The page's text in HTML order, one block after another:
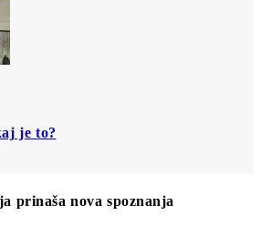
je to?
prinaša nova spoznanja